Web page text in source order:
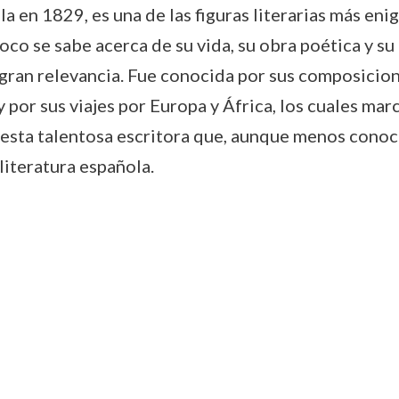
en 1829, es una de las figuras literarias más
se sabe acerca de su vida, su obra poética y
relevancia. Fue conocida por sus
sus viajes por Europa y África, los cuales
talentosa escritora que, aunque menos
española.